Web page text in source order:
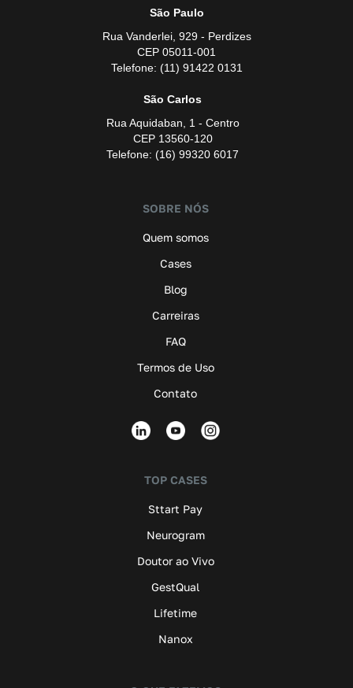
São Paulo
Rua Vanderlei, 929 - Perdizes
CEP 05011-001
Telefone: (11) 91422 0131
São Carlos
Rua Aquidaban, 1 - Centro
CEP 13560-120
Telefone: (16) 99320 6017
SOBRE NÓS
Quem somos
Cases
Blog
Carreiras
FAQ
Termos de Uso
Contato
TOP CASES
Sttart Pay
Neurogram
Doutor ao Vivo
GestQual
Lifetime
Nanox